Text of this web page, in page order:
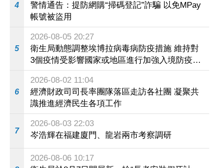
4
警情通告：提防網購“掃碼登記”詐騙 以免MPay
帳號被盜用
5
2026-08-05 20:27
衛生局動態調整埃博拉病毒病防疫措施 維持對
3個疫情受影響國家或地區進行加強入境防疫措
施
6
2026-08-02 11:04
經濟財政司司長率團隊落區走訪各社團 凝聚共
識推進經濟民生各項工作
7
2026-08-03 22:03
岑浩輝在福建廈門、龍岩兩市考察調研
2026-08-06 10:17